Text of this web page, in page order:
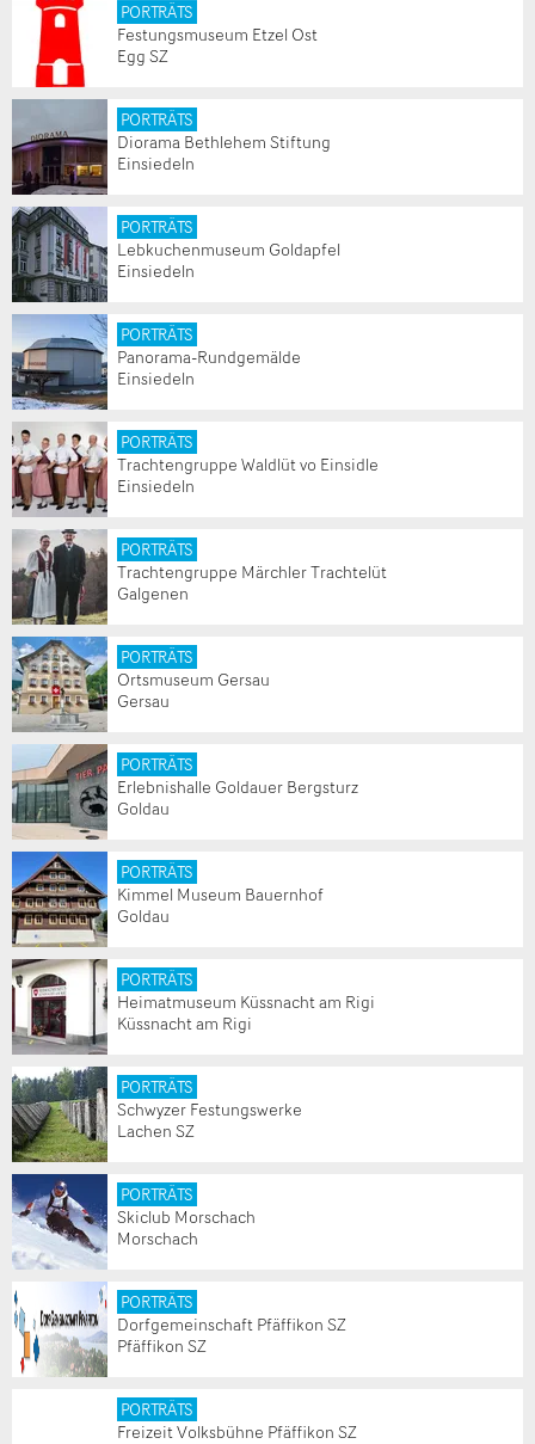
PORTRÄTS
Festungsmuseum Etzel Ost
Egg SZ
PORTRÄTS
Diorama Bethlehem Stiftung
Einsiedeln
PORTRÄTS
Lebkuchenmuseum Goldapfel
Einsiedeln
PORTRÄTS
Panorama-Rundgemälde
Einsiedeln
PORTRÄTS
Trachtengruppe Waldlüt vo Einsidle
Einsiedeln
PORTRÄTS
Trachtengruppe Märchler Trachtelüt
Galgenen
PORTRÄTS
Ortsmuseum Gersau
Gersau
PORTRÄTS
Erlebnishalle Goldauer Bergsturz
Goldau
PORTRÄTS
Kimmel Museum Bauernhof
Goldau
PORTRÄTS
Heimatmuseum Küssnacht am Rigi
Küssnacht am Rigi
PORTRÄTS
Schwyzer Festungswerke
Lachen SZ
PORTRÄTS
Skiclub Morschach
Morschach
PORTRÄTS
Dorfgemeinschaft Pfäffikon SZ
Pfäffikon SZ
PORTRÄTS
Freizeit Volksbühne Pfäffikon SZ